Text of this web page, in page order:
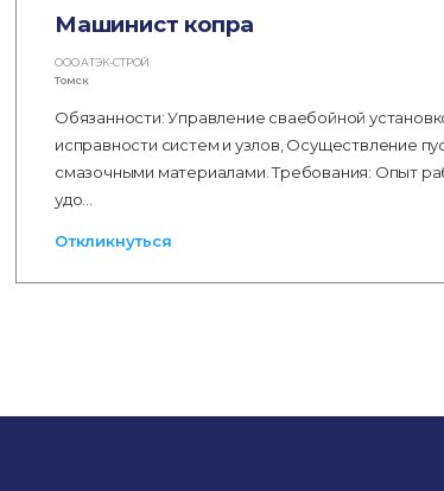
Машинист копра
ООО АТЭК-СТРОЙ
Томск
Обязанности: Управление сваебойной
исправности систем и узлов, Осуществление
смазочными материалами. Требования: Опыт
удо…
Откликнуться